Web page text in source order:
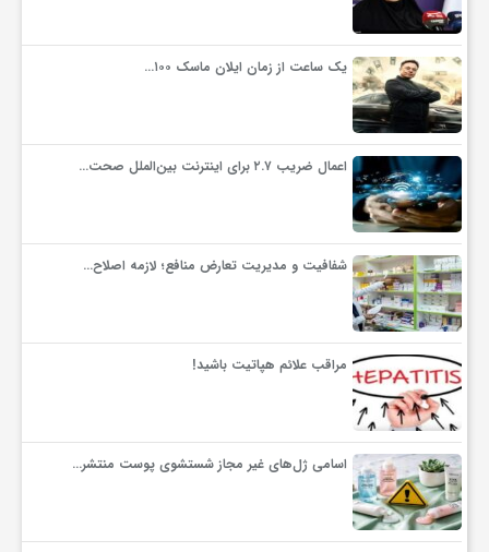
یک ساعت از زمان ایلان ماسک ۱۰۰…
اعمال ضریب ۲.۷ برای اینترنت بین‌الملل صحت…
شفافیت و مدیریت تعارض منافع؛ لازمه اصلاح…
مراقب علائم هپاتیت باشید!
اسامی ژل‌های غیر مجاز شستشوی پوست منتشر…